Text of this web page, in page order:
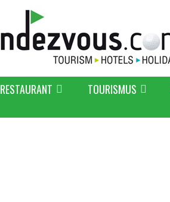
RESTAURANT TOURISMUS